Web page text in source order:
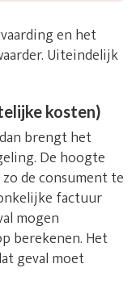
en het
Uiteindelijk
kosten)
brengt het
De hoogte
de consument te
factuur
mogen
berekenen. Het
geval moet